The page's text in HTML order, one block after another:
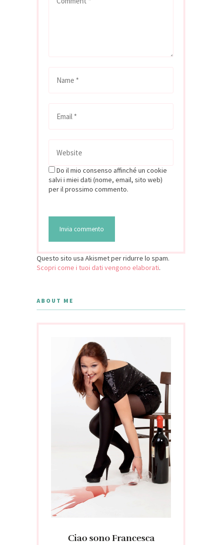
Do il mio consenso affinché un cookie
salvi i miei dati (nome, email, sito web)
per il prossimo commento.
Questo sito usa Akismet per ridurre lo spam.
Scopri come i tuoi dati vengono elaborati.
ABOUT ME
Ciao sono Francesca